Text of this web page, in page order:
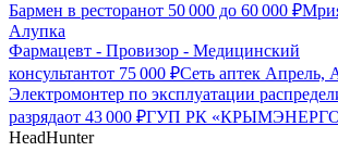
Бармен в ресторанот 50 000 до 60 000 ₽
Алупка
Фармацевт - Провизор - Медицинский
консультантот 75 000 ₽Сеть аптек Апрель,
Электромонтер по эксплуатации
разрядаот 43 000 ₽ГУП РК
HeadHunter